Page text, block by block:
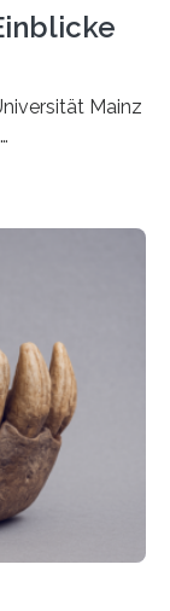
Mainz
Wo
durch
Prof. Dr.
an der
und ihr
in Tansania
Tremore